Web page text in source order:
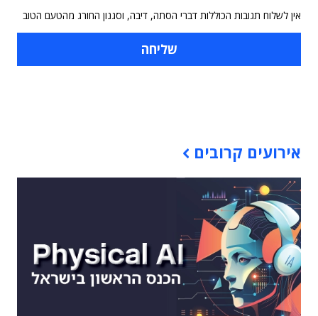
אין לשלוח תגובות הכוללות דברי הסתה, דיבה, וסגנון החורג מהטעם הטוב
אירועים קרובים